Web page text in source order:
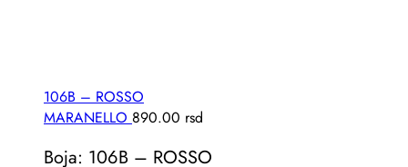
106B – ROSSO
MARANELLO 890.00 rsd
Boja: 106B – ROSSO